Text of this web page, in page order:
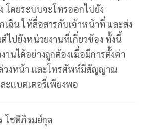
โดยระบบจะโทรออกไปยัง
เฉิน ให้สื่อสารกับเจ้าหน้าที่ และส่ง
ไปยังหน่วยงานที่เกี่ยวข้อง ทั้งนี้
านได้อย่างถูกต้องเมื่อมีการตั้งค่า
วงหน้า และโทรศัพท์มีสัญญาณ
ะแบตเตอรี่เพียงพอ
โชติภิรมย์กุล